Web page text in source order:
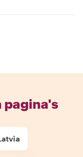
pagina's